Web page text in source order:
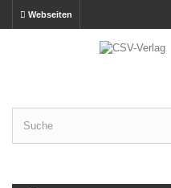
Webseiten